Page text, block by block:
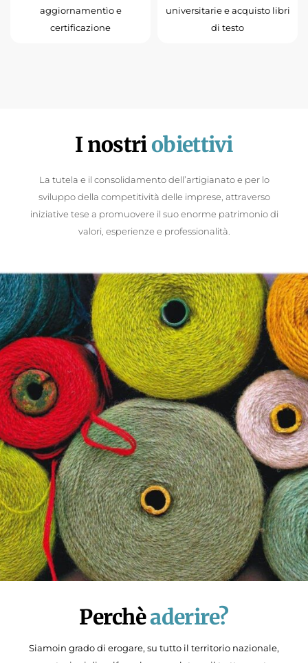
aggiornamentìo e
certificazione
universitarie e acquisto libri
di testo
I nostriobiettivi
La tutela e il consolidamento dell’artigianato e per lo
sviluppo della competitività delle imprese, attraverso
iniziative tese a promuovere il suo enorme patrimonio di
valori, esperienze e professionalità.
Perchèaderire?
Siamoin grado di erogare, su tutto il territorio nazionale,